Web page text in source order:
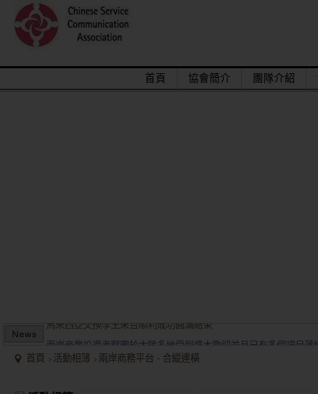
首頁 協會簡介 團隊介紹
2015/12關懷偏鄉小學，物資順利送達。
首頁 活動相簿 兩岸商務平台 - 合縱連橫